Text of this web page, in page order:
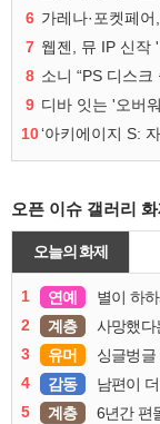
6 가레나·포켓페
7 웹젠, 뮤 IP 신작
8 소니 “PS 디스
9 디바 잇는 '오버
10‘아키에이지 S:
오픈 이슈 갤러리
오늘의 화제
1 연예 별이 하
2
계층 사망했다
3
유머 싱글벙글
4
감동 남편이
5
계층 6년간 편